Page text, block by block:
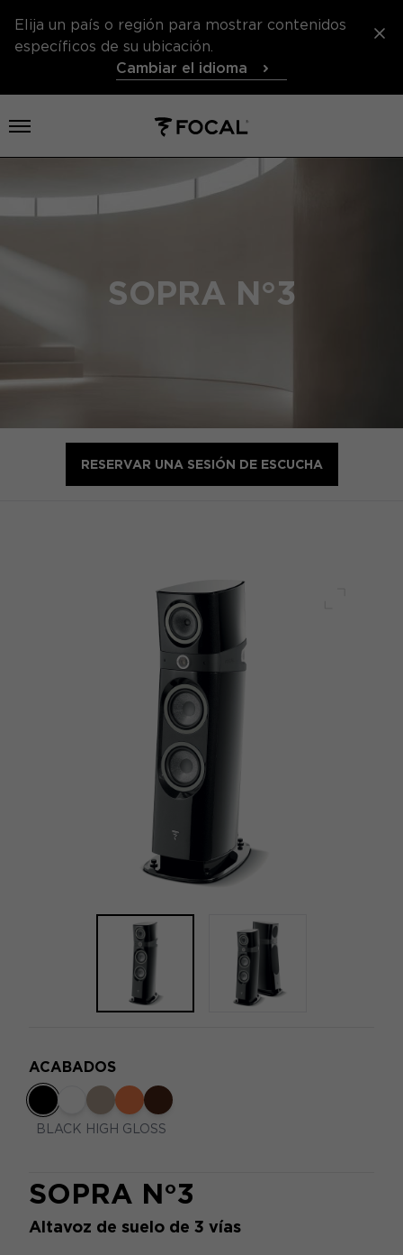
Elija un país o región para mostrar contenidos
específicos de su ubicación.
Cambiar el idioma
Abrir el menú
SOPRA N°3
RESERVAR UNA SESIÓN DE ESCUCHA
SOPRA N°3
Altavoz de suelo de 3 vías
ACABADOS
BLACK HIGH GLOSS